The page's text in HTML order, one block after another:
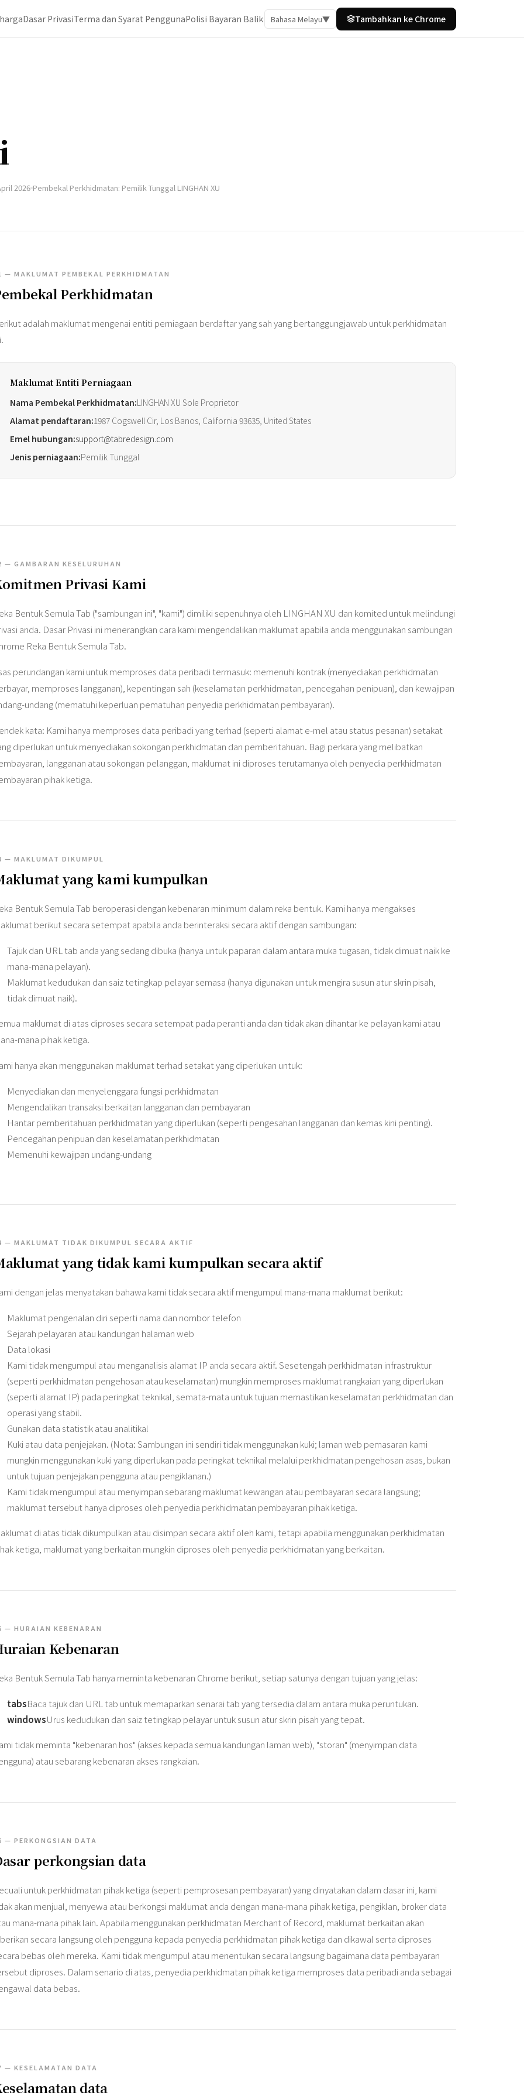
Dasar PrivasiTerma dan Syarat PenggunaPolisi Bayaran Balik Bahasa Melayu▼ Tambahkan ke Chrome
2026 Pembekal Perkhidmatan: Pemilik Tunggal LINGHAN XU
— MAKLUMAT PEMBEKAL PERKHIDMATAN
Perkhidmatan
adalah maklumat mengenai entiti perniagaan berdaftar yang sah yang bertanggungjawab untuk perkhidmatan
Maklumat Entiti Perniagaan
Nama Pembekal Perkhidmatan:LINGHAN XU Sole Proprietor
Alamat pendaftaran:1987 Cogswell Cir, Los Banos, California 93635, United States
Emel hubungan:support@tabredesign.com
Jenis perniagaan:Pemilik Tunggal
— GAMBARAN KESELURUHAN
Privasi Kami
Bentuk Semula Tab ("sambungan ini", "kami") dimiliki sepenuhnya oleh LINGHAN XU dan komited untuk melindungi
anda. Dasar Privasi ini menerangkan cara kami mengendalikan maklumat apabila anda menggunakan sambungan
Reka Bentuk Semula Tab.
perundangan kami untuk memproses data peribadi termasuk: memenuhi kontrak (menyediakan perkhidmatan
memproses langganan), kepentingan sah (keselamatan perkhidmatan, pencegahan penipuan), dan kewajipan
undang (mematuhi keperluan pematuhan penyedia perkhidmatan pembayaran).
kata: Kami hanya memproses data peribadi yang terhad (seperti alamat e-mel atau status pesanan) setakat
diperlukan untuk menyediakan sokongan perkhidmatan dan pemberitahuan. Bagi perkara yang melibatkan
langganan atau sokongan pelanggan, maklumat ini diproses terutamanya oleh penyedia perkhidmatan
pihak ketiga.
— MAKLUMAT DIKUMPUL
yang kami kumpulkan
Bentuk Semula Tab beroperasi dengan kebenaran minimum dalam reka bentuk. Kami hanya mengakses
berikut secara setempat apabila anda berinteraksi secara aktif dengan sambungan:
Tajuk dan URL tab anda yang sedang dibuka (hanya untuk paparan dalam antara muka tugasan, tidak dimuat naik ke
mana-mana pelayan).
Maklumat kedudukan dan saiz tetingkap pelayar semasa (hanya digunakan untuk mengira susun atur skrin pisah,
tidak dimuat naik).
maklumat di atas diproses secara setempat pada peranti anda dan tidak akan dihantar ke pelayan kami atau
mana pihak ketiga.
hanya akan menggunakan maklumat terhad setakat yang diperlukan untuk:
Menyediakan dan menyelenggara fungsi perkhidmatan
Mengendalikan transaksi berkaitan langganan dan pembayaran
Hantar pemberitahuan perkhidmatan yang diperlukan (seperti pengesahan langganan dan kemas kini penting).
Pencegahan penipuan dan keselamatan perkhidmatan
Memenuhi kewajipan undang-undang
— MAKLUMAT TIDAK DIKUMPUL SECARA AKTIF
yang tidak kami kumpulkan secara aktif
dengan jelas menyatakan bahawa kami tidak secara aktif mengumpul mana-mana maklumat berikut:
Maklumat pengenalan diri seperti nama dan nombor telefon
Sejarah pelayaran atau kandungan halaman web
Data lokasi
Kami tidak mengumpul atau menganalisis alamat IP anda secara aktif. Sesetengah perkhidmatan infrastruktur
(seperti perkhidmatan pengehosan atau keselamatan) mungkin memproses maklumat rangkaian yang diperlukan
(seperti alamat IP) pada peringkat teknikal, semata-mata untuk tujuan memastikan keselamatan perkhidmatan dan
operasi yang stabil.
Gunakan data statistik atau analitikal
Kuki atau data penjejakan. (Nota: Sambungan ini sendiri tidak menggunakan kuki; laman web pemasaran kami
mungkin menggunakan kuki yang diperlukan pada peringkat teknikal melalui perkhidmatan pengehosan asas, bukan
untuk tujuan penjejakan pengguna atau pengiklanan.)
Kami tidak mengumpul atau menyimpan sebarang maklumat kewangan atau pembayaran secara langsung;
maklumat tersebut hanya diproses oleh penyedia perkhidmatan pembayaran pihak ketiga.
di atas tidak dikumpulkan atau disimpan secara aktif oleh kami, tetapi apabila menggunakan perkhidmatan
ketiga, maklumat yang berkaitan mungkin diproses oleh penyedia perkhidmatan yang berkaitan.
— HURAIAN KEBENARAN
Kebenaran
Bentuk Semula Tab hanya meminta kebenaran Chrome berikut, setiap satunya dengan tujuan yang jelas:
tabsBaca tajuk dan URL tab untuk memaparkan senarai tab yang tersedia dalam antara muka peruntukan.
windowsUrus kedudukan dan saiz tetingkap pelayar untuk susun atur skrin pisah yang tepat.
tidak meminta "kebenaran hos" (akses kepada semua kandungan laman web), "storan" (menyimpan data
atau sebarang kebenaran akses rangkaian.
— PERKONGSIAN DATA
perkongsian data
untuk perkhidmatan pihak ketiga (seperti pemprosesan pembayaran) yang dinyatakan dalam dasar ini, kami
akan menjual, menyewa atau berkongsi maklumat anda dengan mana-mana pihak ketiga, pengiklan, broker data
mana-mana pihak lain. Apabila menggunakan perkhidmatan Merchant of Record, maklumat berkaitan akan
secara langsung oleh pengguna kepada penyedia perkhidmatan pihak ketiga dan dikawal serta diproses
bebas oleh mereka. Kami tidak mengumpul atau menentukan secara langsung bagaimana data pembayaran
diproses. Dalam senario di atas, penyedia perkhidmatan pihak ketiga memproses data peribadi anda sebagai
data bebas.
— KESELAMATAN DATA
data